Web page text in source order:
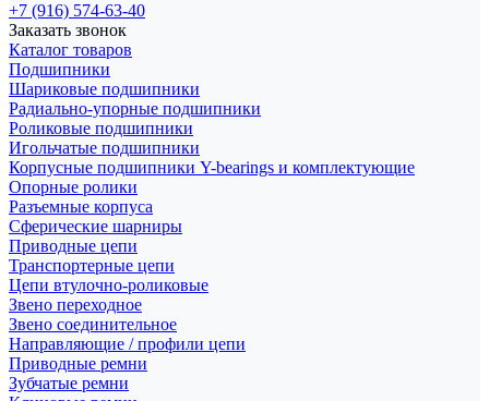
+7 (916) 574-63-40
Заказать звонок
Каталог товаров
Подшипники
Шариковые подшипники
Радиально-упорные подшипники
Роликовые подшипники
Игольчатые подшипники
Корпусные подшипники Y-bearings и комплектующие
Опорные ролики
Разъемные корпуса
Сферические шарниры
Приводные цепи
Транспортерные цепи
Цепи втулочно-роликовые
Звено переходное
Звено соединительное
Направляющие / профили цепи
Приводные ремни
Зубчатые ремни